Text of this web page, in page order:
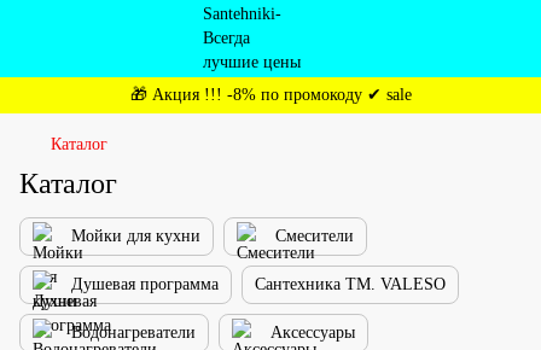
🎁 Акция !!! -8% по промокоду ✔ sale
Каталог
Каталог
Мойки для кухни Смесители
Душевая программа Сантехника ТМ. VALESO
Водонагреватели Аксессуары